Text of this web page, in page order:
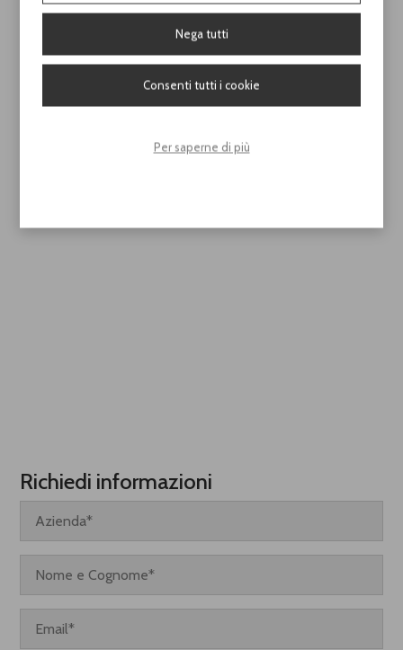
Scopri il prezzo di questo prodotto
Richiedi informazioni
Nega tutti
Consenti tutti i cookie
Per saperne di più